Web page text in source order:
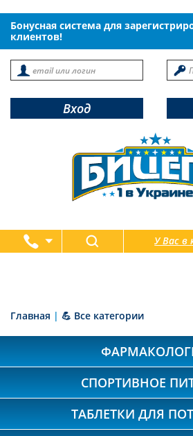
Бонусная система для
клиентов!
Вход
У Вас в
Главная | 💪 Все категории
СПОРТИВНОЕ
ТАБЛЕТКИ ДЛЯ